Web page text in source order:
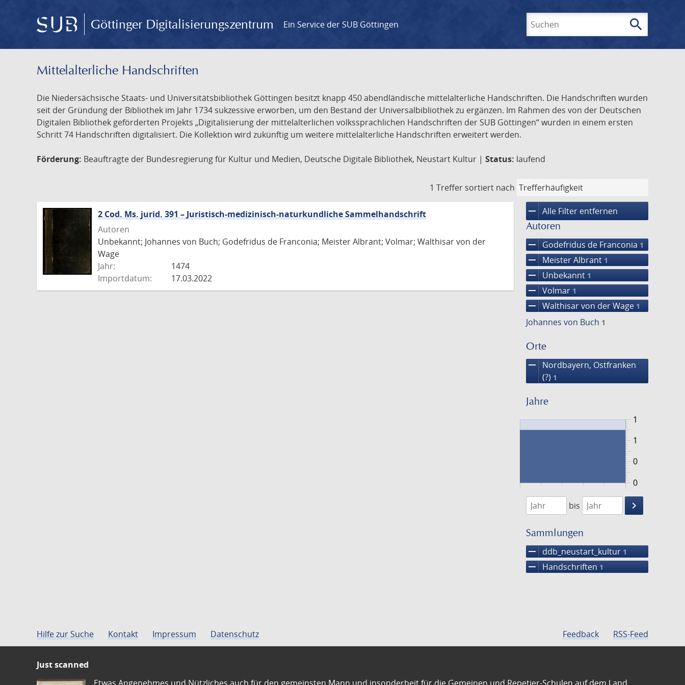
Göttinger Digitalisierungszentrum Ein Service der SUB Göttingen search
Mittelalterliche Handschriften
Die Niedersächsische Staats- und Universitätsbibliothek Göttingen besitzt knapp 450 abendländische mittelalterliche Handschriften. Die Handschriften wurden
seit der Gründung der Bibliothek im Jahr 1734 sukzessive erworben, um den Bestand der Universalbibliothek zu ergänzen. Im Rahmen des von der Deutschen
Digitalen Bibliothek geförderten Projekts „Digitalisierung der mittelalterlichen volkssprachlichen Handschriften der SUB Göttingen“ wurden in einem ersten
Schritt 74 Handschriften digitalisiert. Die Kollektion wird zukünftig um weitere mittelalterliche Handschriften erweitert werden.
Förderung: Beauftragte der Bundesregierung für Kultur und Medien, Deutsche Digitale Bibliothek, Neustart Kultur | Status: laufend
1 Treffer sortiert nach
remove Alle Filter entfernen
Autoren
remove Godefridus de Franconia 1
remove Meister Albrant 1
remove Unbekannt 1
remove Volmar 1
remove Walthisar von der Wage 1
Johannes von Buch 1
Orte
remove
Nordbayern, Ostfranken
(?) 1
Jahre
0
1
0
1
1474
1475
bis
keyboard_arrow_right
Suche
Sammlungen
remove ddb_neustart_kultur 1
remove Handschriften 1
2 Cod. Ms. jurid. 391 – Juristisch-medizinisch-naturkundliche Sammelhandschrift
Autoren
Unbekannt; Johannes von Buch; Godefridus de Franconia; Meister Albrant; Volmar; Walthisar von der
Wage
Jahr:
1474
Importdatum:
17.03.2022
Hilfe zur Suche Kontakt Impressum Datenschutz Feedback RSS-Feed
Just scanned